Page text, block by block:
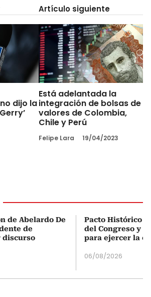
dijo la
Artículo siguiente
Está adelantada la
integración de bolsas de
valores de Colombia,
Chile y Perú
Felipe Lara 19/04/2023
de Abelardo De
de
discurso
Pacto Histórico
del Congreso y
para ejercer la
06/08/2026